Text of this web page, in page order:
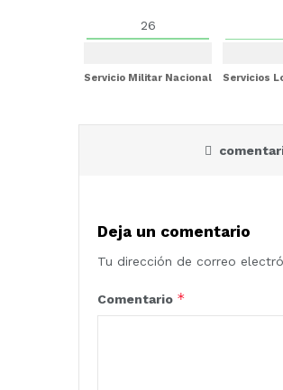
26
Servicio Militar Nacional Servicios
Deja un comentario
Tu dirección de correo
Comentario *